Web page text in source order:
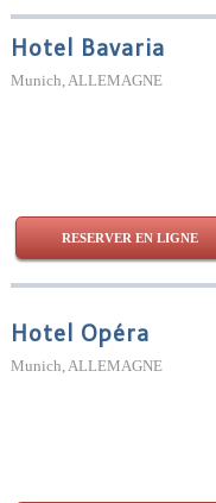
Hotel Bavaria
Munich, ALLEMAGNE
RESERVER EN LIGNE
Hotel Opéra
Munich, ALLEMAGNE